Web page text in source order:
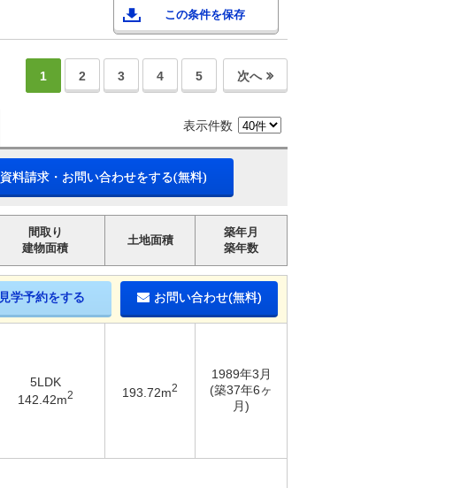
この条件を保存
1 2 3 4 5 次へ
表示件数
資料請求・お問い合わせをする(無料)
間取り
建物面積
土地面積
築年月
築年数
見学予約をする お問い合わせ(無料)
5LDK
142.42m2 193.72m2
1989年3月
(築37年6ヶ
月)